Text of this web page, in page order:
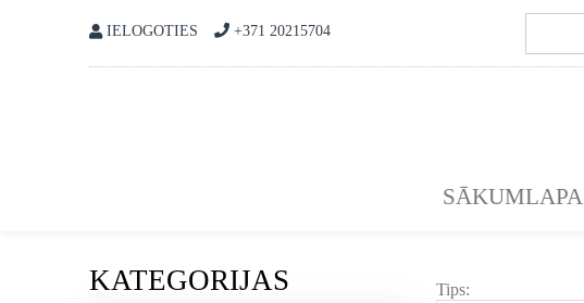
IELOGOTIES +371 20215704
SĀKUMLAPA
KATEGORIJAS Tips: